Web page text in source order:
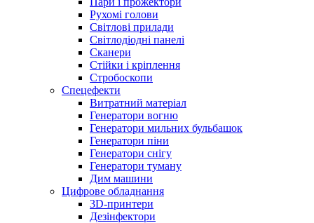
Рухомі голови
Світлові прилади
Світлодіодні панелі
Сканери
Стійки і кріплення
Стробоскопи
Спецефекти
Витратний матеріал
Генератори вогню
Генератори мильних бульбашок
Генератори піни
Генератори снігу
Генератори туману
Дим машини
Цифрове обладнання
3D-принтери
Дезінфектори